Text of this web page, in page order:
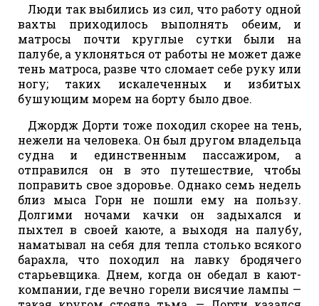
Люди так выбились из сил, что работу одной
вахты приходилось выполнять обеим, и
матросы почти круглые сутки были на
палубе, а уклоняться от работы не может даже
тень матроса, разве что сломает себе руку или
ногу; таких искалеченных и избитых
бушующим морем на борту было двое.
Джордж Дорти тоже походил скорее на тень,
нежели на человека. Он был другом владельца
судна и единственным пассажиром, а
отправился он в это путешествие, чтобы
поправить свое здоровье. Однако семь недель
близ мыса Горн не пошли ему на пользу.
Долгими ночами качки он задыхался и
пыхтел в своей каюте, а выходя на палубу,
наматывал на себя для тепла столько всякого
барахла, что походил на лавку бродячего
старьевщика. Днем, когда он обедал в кают-
компании, где вечно горели висячие лампы —